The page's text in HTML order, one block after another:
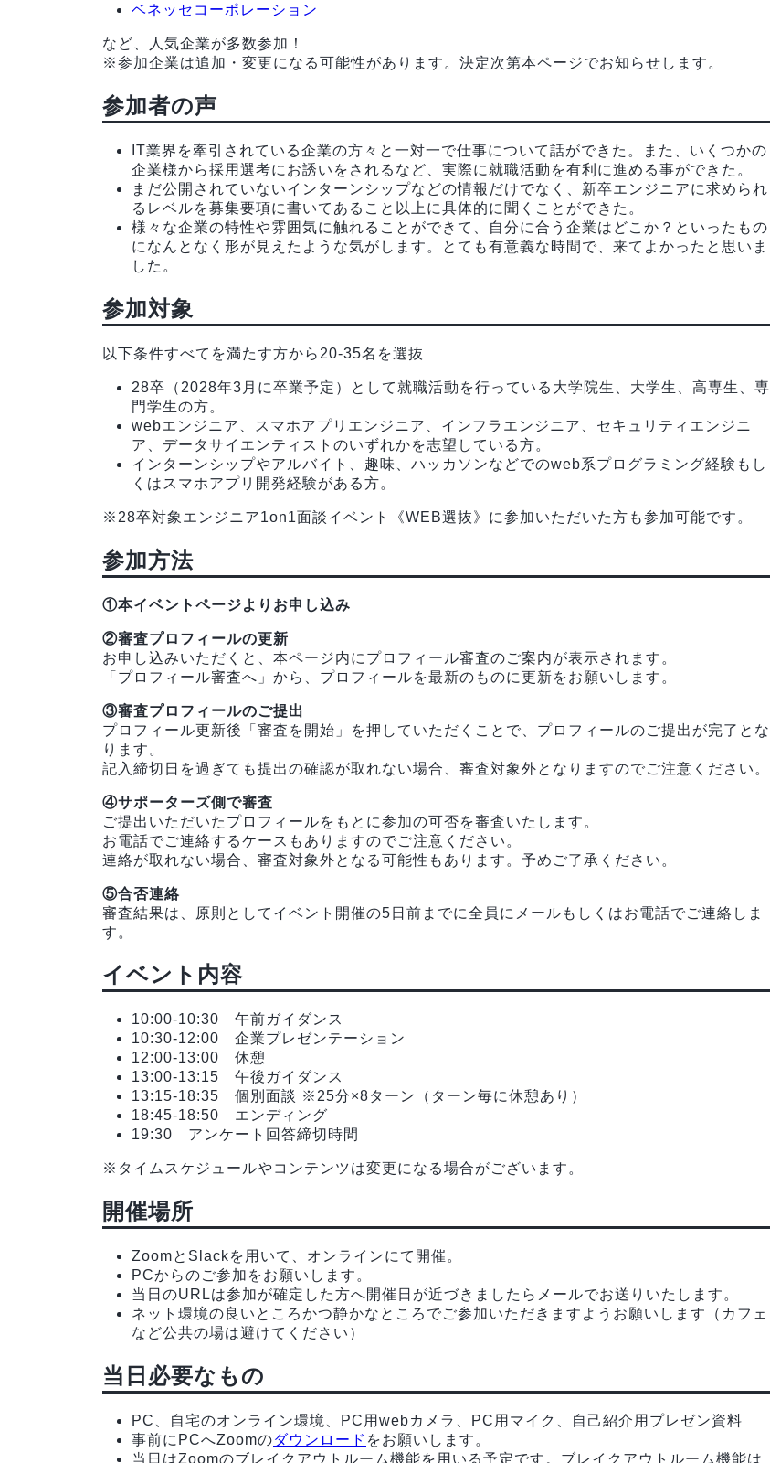
ベネッセコーポレーション
など、人気企業が多数参加！
※参加企業は追加・変更になる可能性があります。決定次第本ページでお知らせします。
参加者の声
IT業界を牽引されている企業の方々と一対一で仕事について話ができた。また、いくつかの
企業様から採用選考にお誘いをされるなど、実際に就職活動を有利に進める事ができた。
まだ公開されていないインターンシップなどの情報だけでなく、新卒エンジニアに求められ
るレベルを募集要項に書いてあること以上に具体的に聞くことができた。
様々な企業の特性や雰囲気に触れることができて、自分に合う企業はどこか？といったもの
になんとなく形が見えたような気がします。とても有意義な時間で、来てよかったと思いま
した。
参加対象
以下条件すべてを満たす方から20-35名を選抜
28卒（2028年3月に卒業予定）として就職活動を行っている大学院生、大学生、高専生、専
門学生の方。
webエンジニア、スマホアプリエンジニア、インフラエンジニア、セキュリティエンジニ
ア、データサイエンティストのいずれかを志望している方。
インターンシップやアルバイト、趣味、ハッカソンなどでのweb系プログラミング経験もし
くはスマホアプリ開発経験がある方。
※28卒対象エンジニア1on1面談イベント《WEB選抜》に参加いただいた方も参加可能です。
参加方法
①本イベントページよりお申し込み
②審査プロフィールの更新
お申し込みいただくと、本ページ内にプロフィール審査のご案内が表示されます。
「プロフィール審査へ」から、プロフィールを最新のものに更新をお願いします。
③審査プロフィールのご提出
プロフィール更新後「審査を開始」を押していただくことで、プロフィールのご提出が完了とな
ります。
記入締切日を過ぎても提出の確認が取れない場合、審査対象外となりますのでご注意ください。
④サポーターズ側で審査
ご提出いただいたプロフィールをもとに参加の可否を審査いたします。
お電話でご連絡するケースもありますのでご注意ください。
連絡が取れない場合、審査対象外となる可能性もあります。予めご了承ください。
⑤合否連絡
審査結果は、原則としてイベント開催の5日前までに全員にメールもしくはお電話でご連絡しま
す。
イベント内容
10:00-10:30 午前ガイダンス
10:30-12:00 企業プレゼンテーション
12:00-13:00 休憩
13:00-13:15 午後ガイダンス
13:15-18:35 個別面談 ※25分×8ターン（ターン毎に休憩あり）
18:45-18:50 エンディング
19:30 アンケート回答締切時間
※タイムスケジュールやコンテンツは変更になる場合がございます。
開催場所
ZoomとSlackを用いて、オンラインにて開催。
PCからのご参加をお願いします。
当日のURLは参加が確定した方へ開催日が近づきましたらメールでお送りいたします。
ネット環境の良いところかつ静かなところでご参加いただきますようお願いします（カフェ
など公共の場は避けてください）
当日必要なもの
PC、自宅のオンライン環境、PC用webカメラ、PC用マイク、自己紹介用プレゼン資料
事前にPCへZoomのダウンロード をお願いします。
当日はZoomのブレイクアウトルーム機能を用いる予定です。ブレイクアウトルーム機能は